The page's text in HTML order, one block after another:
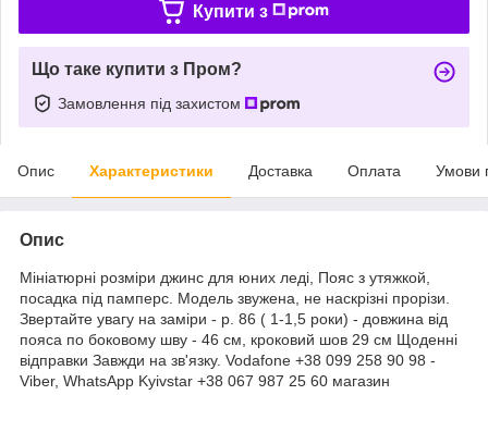
Купити з
Що таке купити з Пром?
Замовлення під захистом
Опис Характеристики Доставка Оплата Умови
Опис
Мініатюрні розміри джинс для юних леді, Пояс з утяжкой,
посадка під памперс. Модель звужена, не наскрізні прорізи.
Звертайте увагу на заміри - р. 86 ( 1-1,5 роки) - довжина від
пояса по боковому шву - 46 см, кроковий шов 29 см Щоденні
відправки Завжди на зв'язку. Vodafone +38 099 258 90 98 -
Viber, WhatsApp Kyivstar +38 067 987 25 60 магазин